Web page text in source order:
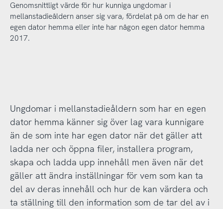
Genomsnittligt värde för hur kunniga ungdomar i
mellanstadieåldern anser sig vara, fördelat på om de har en
egen dator hemma eller inte har någon egen dator hemma
2017.
Ungdomar i mellanstadieåldern som har en egen
dator hemma känner sig över lag vara kunnigare
än de som inte har egen dator när det gäller att
ladda ner och öppna filer, installera program,
skapa och ladda upp innehåll men även när det
gäller att ändra inställningar för vem som kan ta
del av deras innehåll och hur de kan värdera och
ta ställning till den information som de tar del av i